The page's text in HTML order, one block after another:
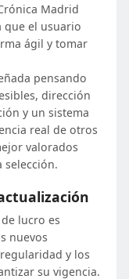
Madrid
que el usuario
ágil y tomar
pensando
dirección
y un sistema
real de otros
valorados
selección.
lucro es
nuevos
y los
su vigencia.